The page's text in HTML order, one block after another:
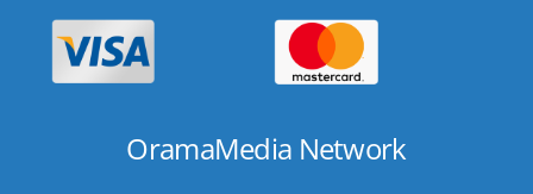
OramaMedia Network